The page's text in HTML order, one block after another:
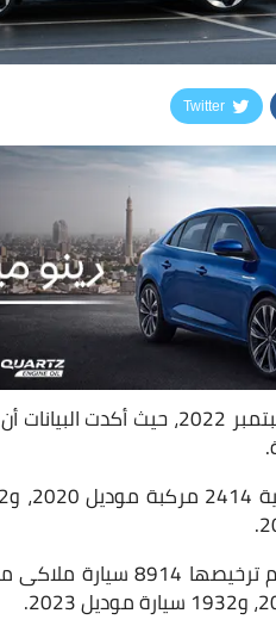
Twitter
أعلنت المجمعة المصرية للتأمين الإجباري للمركبات عن